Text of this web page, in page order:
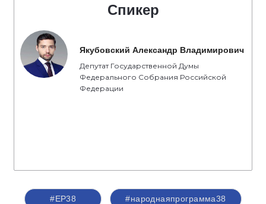
Спикер
Якубовский Александр Владимирович
Депутат Государственной Думы
Федерального Собрания Российской
Федерации
#ЕР38 #народнаяпрограмма38